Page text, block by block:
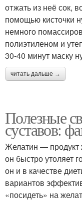
отжать из неё сок,
помощью кисточки
немного
полиэтиленом и
30-40 минут маску
читать дальше →
Полезные
суставов:
Желатин — продукт
он быстро утоляет
он и в качестве
вариантов
«посидеть» на